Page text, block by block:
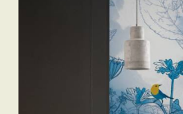
Beton hatású tapéták